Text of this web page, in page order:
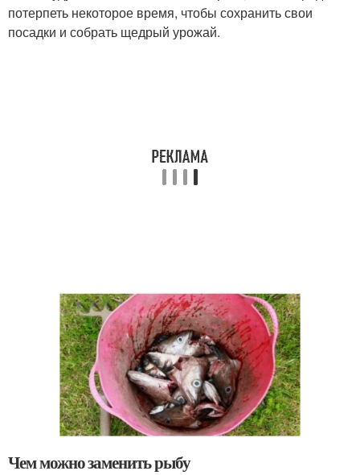
потерпеть некоторое время, чтобы сохранить свои
посадки и собрать щедрый урожай.
Чем можно заменить рыбу